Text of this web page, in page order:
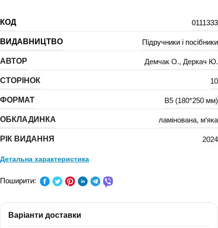
КОД 0111333
ВИДАВНИЦТВО Підручники і посібники
АВТОР Демчак О., Деркач Ю.
СТОРІНОК 10
ФОРМАТ В5 (180*250 мм)
ОБКЛАДИНКА ламінована, м‘яка
РІК ВИДАННЯ 2024
Детальна характеристика
ПРЕДМЕТ:
СЕРІЯ:
Поширити:
Варіанти доставки